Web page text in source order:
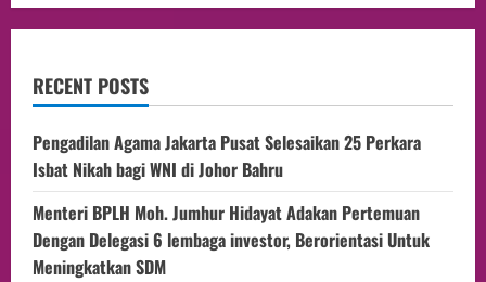
RECENT POSTS
Pengadilan Agama Jakarta Pusat Selesaikan 25 Perkara
Isbat Nikah bagi WNI di Johor Bahru
Menteri BPLH Moh. Jumhur Hidayat Adakan Pertemuan
Dengan Delegasi 6 lembaga investor, Berorientasi Untuk
Meningkatkan SDM